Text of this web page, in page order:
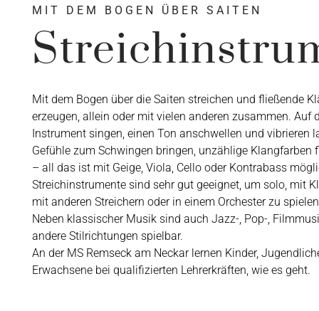
MIT DEM BOGEN ÜBER SAITEN
Mit dem Bogen über die Saiten streichen und fließende
erzeugen, allein oder mit vielen anderen zusammen. Auf
Instrument singen, einen Ton anschwellen und vibrieren
Gefühle zum Schwingen bringen, unzählige Klangfarben
– all das ist mit Geige, Viola, Cello oder Kontrabass
Streichinstrumente sind sehr gut geeignet, um solo, mit
mit anderen Streichern oder in einem Orchester zu
Neben klassischer Musik sind auch Jazz-, Pop-,
andere Stilrichtungen spielbar.
An der MS Remseck am Neckar lernen Kinder,
Erwachsene bei qualifizierten Lehrerkräften, wie es geht.